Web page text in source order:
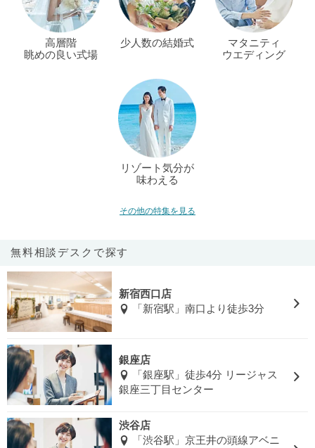
高層階
眺めの良い式場
少人数の結婚式
マタニティ
ウエディング
リゾート気分が
味わえる
その他の特集を見る
無料相談デスクで探す
新宿西口店
「新宿駅」南口より徒歩3分
銀座店
「銀座駅」徒歩4分 リージャス
銀座三丁目センター
渋谷店
「渋谷駅」京王井の頭線アベニ